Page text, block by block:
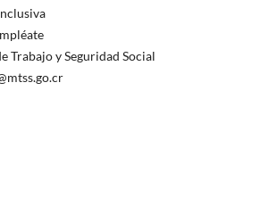
Trabajo y Seguridad Social